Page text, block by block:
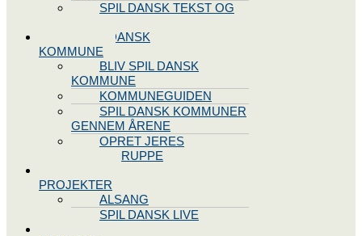
SPIL DANSK TEKST OG
BLIV SPIL DANSK
KOMMUNE
BLIV SPIL DANSK
KOMMUNE
KOMMUNEGUIDEN
SPIL DANSK KOMMUNER
GENNEM ÅRENE
OPRET JERES
STYREGRUPPE
PROJEKTER
ALSANG
SPIL DANSK LIVE